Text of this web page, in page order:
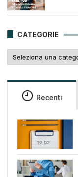
CATEGORIE
Recenti